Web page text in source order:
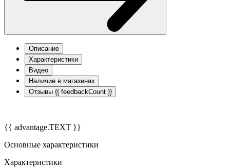
Описание
Характеристики
Видео
Наличие в магазинах
Отзывы {{ feedbackCount }}
{{ advantage.TEXT }}
Основные характеристики
Характеристики